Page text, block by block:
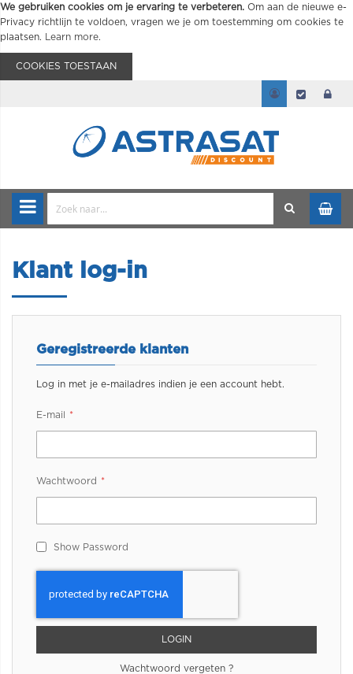
We gebruiken cookies om je ervaring te verbeteren. Om aan de nieuwe e-
Privacy richtlijn te voldoen, vragen we je om toestemming om cookies te
plaatsen.
Learn more.
COOKIES TOESTAAN
Klant log-in
Geregistreerde klanten
Log in met je e-mailadres indien je een account hebt.
E-mail
Wachtwoord
Show Password
LOGIN
Wachtwoord vergeten ?